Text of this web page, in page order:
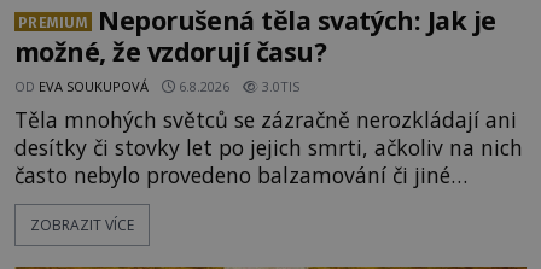
PREMIUM
Neporušená těla svatých: Jak je
možné, že vzdorují času?
OD EVA SOUKUPOVÁ 6.8.2026 3.0TIS
Těla mnohých světců se zázračně nerozkládají ani
desítky či stovky let po jejich smrti, ačkoliv na nich
často nebylo provedeno balzamování či jiné
pokusy o konzervaci. Neporušené ostatky bývají
považovány za důkaz svatosti zemřelých. Jaké
ZOBRAZIT VÍCE